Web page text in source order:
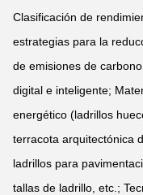
Clasificación de
estrategias para la
de emisiones de
digital e inteligente;
energético (ladrillos
terracota arquitectónica
ladrillos para
tallas de ladrillo, etc.;